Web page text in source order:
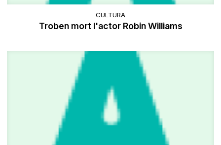
CULTURA
Troben mort l'actor Robin Williams